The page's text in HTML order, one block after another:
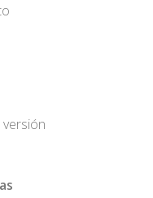
versión